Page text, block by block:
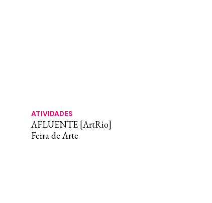
ATIVIDADES
AFLUENTE [ArtRio]
Feira de Arte